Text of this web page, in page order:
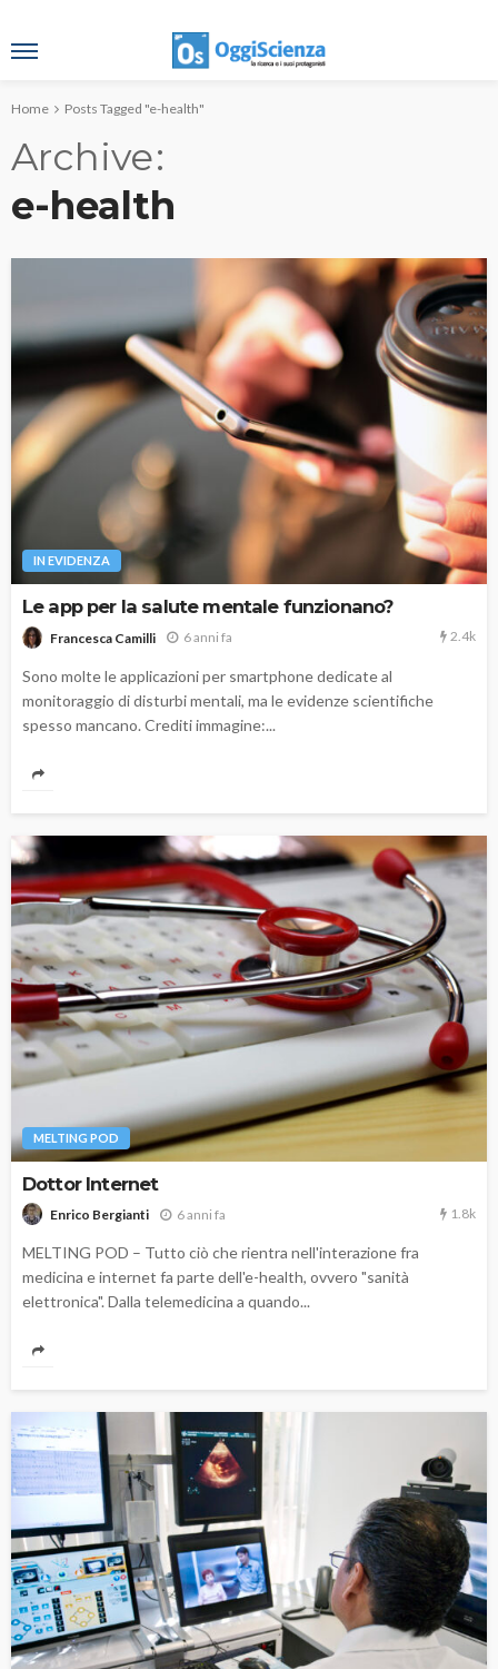
Home Posts Tagged "e-health"
Archive
e-health
IN EVIDENZA
Le app per la salute mentale funzionano?
Francesca Camilli 6 anni fa 2.4k
Sono molte le applicazioni per smartphone dedicate al
monitoraggio di disturbi mentali, ma le evidenze scientifiche
spesso mancano. Crediti immagine:...
MELTING POD
Dottor Internet
Enrico Bergianti 6 anni fa 1.8k
MELTING POD – Tutto ciò che rientra nell'interazione fra
medicina e internet fa parte dell'e-health, ovvero "sanità
elettronica". Dalla telemedicina a quando...